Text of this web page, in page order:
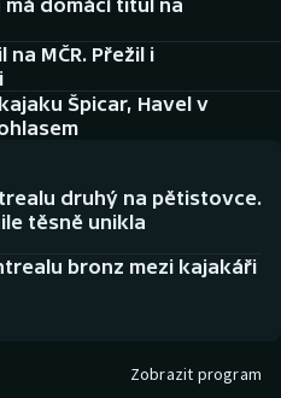
má domácí titul na
MČR. Přežil i
Špicar, Havel v
druhý na pětistovce.
těsně unikla
bronz mezi kajakáři
Zobrazit program